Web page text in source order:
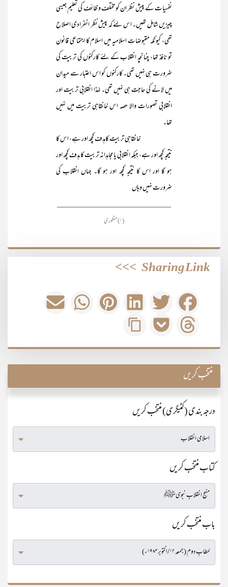
نفسیات کے پیش نظر ان کو مختلف و ظائف کی تعلیم جیسی
چیزیں شامل تھیں۔ اس لئے کہ پیش نظر انفرادی اصلاح
تھی، کیونکہ مقبوضاتِ اسلامیہ میں اسلام کا اجتماعی قانون
تو نافذ تھا، چنانچہ انقلاب کے لئے کارکنوں کی تربیت کی
ضرورت ہی نہیں تھی۔ کارکنوں کو اس اعتبار سے میدان
میں لانے کی حاجت ہی نہیں تھی۔ لہٰذا انقلابی تربیت اور
انقلابی تصورات والا حصہ اس خانقاہی تربیت میں نہیں
تھا۔
خانقاہی تربیت کاہدف کچھ اور ہے، اس کا
نتیجہ کچھ اور ہے، جبکہ انقلابی یا مجاہدانہ تربیت کا ہدف کچھ اور
ہو گا اور اس کا نتیجہ کچھ اور ہو گا۔ جہاں انقلاب کی
ضرورت نہیں وہاں
____________________________
(۱) منظوری
Sharing Link
>>>
منتخب کریں
درجہ بندی (کٹیگری) منتخب کریں
کتاب منتخب کریں
باب منتخب کریں